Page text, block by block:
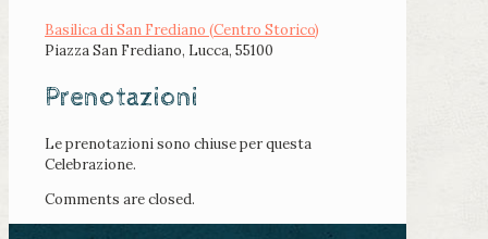
Basilica di San Frediano (Centro Storico)
Piazza San Frediano, Lucca, 55100
Prenotazioni
Le prenotazioni sono chiuse per questa
Celebrazione.
Comments are closed.